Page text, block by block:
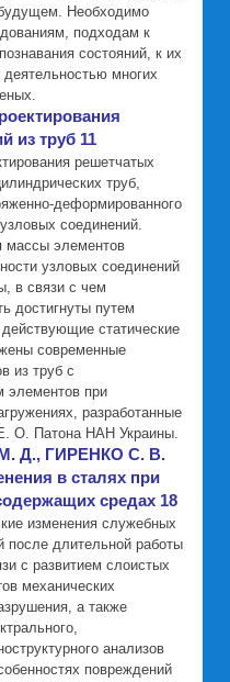
будущем. Необходимо
подходам к
состояний, к их
многих
из труб 11
решетчатых
труб,
деформированного
соединений.
массы элементов
узловых соединений
в связи с чем
достигнуты путем
статические
современные
из труб с
элементов при
разработанные
О. Патона НАН Украины.
Д., ГИРЕНКО С. В.
в сталях при
средах 18
изменения служебных
после длительной работы
с развитием слоистых
механических
а также
анализов
повреждений